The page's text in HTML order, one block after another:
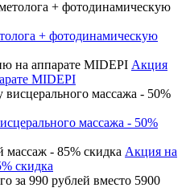
+ фотодинамическую
Акция
MIDEPI
массажа - 50%
Акция на
скидка